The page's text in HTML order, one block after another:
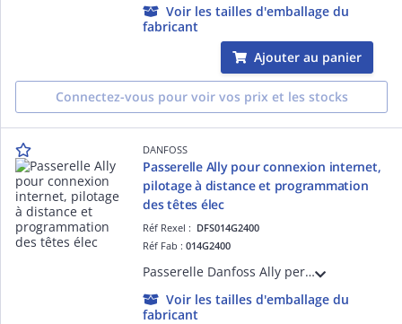
Voir les tailles d'emballage du
fabricant
Ajouter au panier
Connectez-vous pour voir vos prix et les stocks
DANFOSS
Passerelle Ally pour connexion internet,
pilotage à distance et programmation
des têtes élec
Réf Rexel : DFS014G2400
Réf Fab :014G2400
Passerelle Danfoss Ally permettant de se raccorder à internet. Permet de pilotage à distance et la programmation des têtes electroni ques Ally grace à une appli sur smartphone et tablette.
Voir les tailles d'emballage du
fabricant